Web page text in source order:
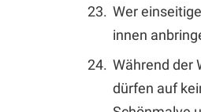
Wer
innen
Während der
dürfen auf